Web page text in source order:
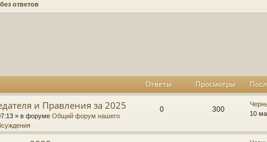
ответов
Ответы Просмотры
и Правления за 2025
» в форуме Общий форум нашего
0О 300П
П
о
л
10